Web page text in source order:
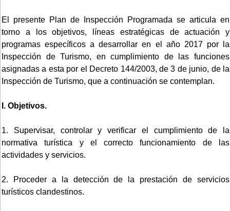
El presente Plan de Inspección Programada se articula en
torno a los objetivos, líneas estratégicas de actuación y
programas específicos a desarrollar en el año 2017 por la
Inspección de Turismo, en cumplimiento de las funciones
asignadas a esta por el Decreto 144/2003, de 3 de junio, de la
Inspección de Turismo, que a continuación se contemplan.
I. Objetivos.
1. Supervisar, controlar y verificar el cumplimiento de la
normativa turística y el correcto funcionamiento de las
actividades y servicios.
2. Proceder a la detección de la prestación de servicios
turísticos clandestinos.